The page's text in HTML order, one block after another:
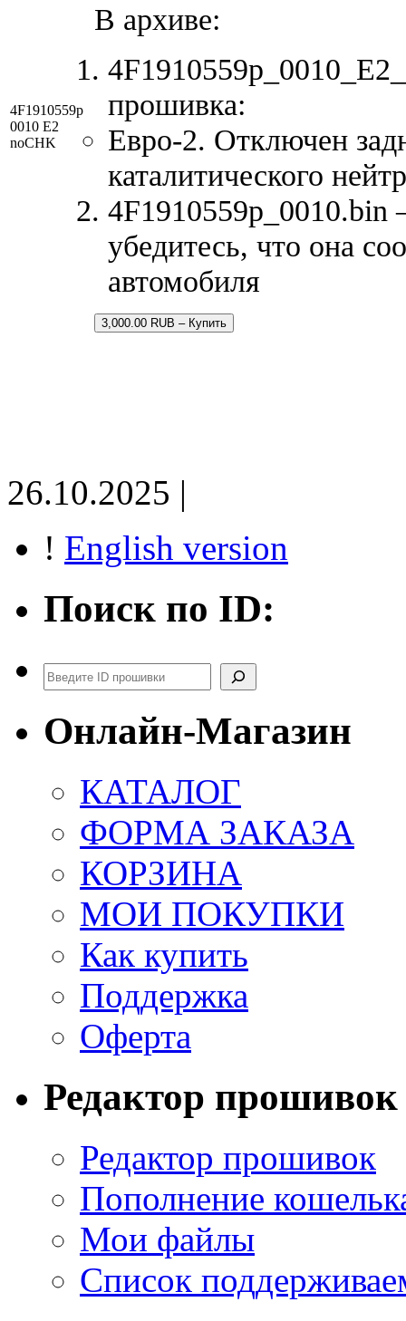
4F1910559p
0010 E2
noCHK
В архиве:
прошивка:
Евро-2. Отключен
каталитического
4F1910559p_0010.bin
убедитесь, что она
автомобиля
3,000.00 RUB – Купить
26.10.2025 |
! English version
Поиск по ID:
Поиск
Онлайн-Магазин
КАТАЛОГ
ФОРМА ЗАКАЗА
КОРЗИНА
МОИ ПОКУПКИ
Как купить
Поддержка
Оферта
Редактор прошивок
Редактор прошивок
Пополнение
Мои файлы
Список